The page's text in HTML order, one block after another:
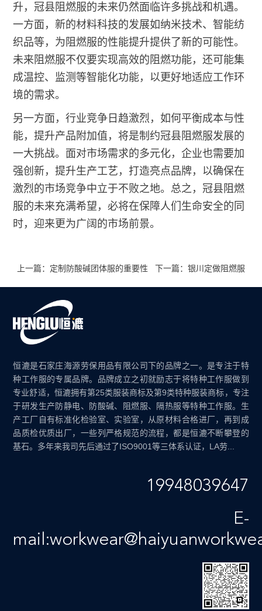
升，冠县阻燃服的未来仍然面临许多挑战和机遇。
一方面，新的材料科技的发展如纳米技术、智能纺
织品等，为阻燃服的性能提升提供了新的可能性。
未来阻燃服不仅要实现高效的阻燃功能，还可能集
成温控、监测等智能化功能，以更好地适应工作环
境的需求。
另一方面，行业竞争日趋激烈，如何平衡成本与性
能，提升产品附加值，将是制约冠县阻燃服发展的
一大挑战。面对市场需求的多元化，企业也需要加
强创新，提升生产工艺，打造亮点品牌，以确保在
激烈的市场竞争中立于不败之地。总之，冠县阻燃
服的未来充满希望，必将在保障人们生命安全的同
时，迎来更为广阔的市场前景。
上一篇：定制防酸碱团体服的重要性 下一篇：银川定做阻燃服
恒漉是石家庄海源劳保用品有限公司下的品牌之一。是专注于特
种工作服的专属品牌。品牌成立之初就励志于将特种工作服做到
专业舒适，恒漉拥有第25类服装商标及第9类特种服装商标，专注
于研发生产防静电、防酸碱、阻燃服、隔热服等特种工作服。生
产工厂自有标准化检验室、实验室，从原材料合格进厂，再到成
品质检优质出厂，一些列严格规范的流程，都是恒漉不断攀登的
基石。多年来我司先后通过了ISO9001等三体系认证，LA劳...
19948039647
E-